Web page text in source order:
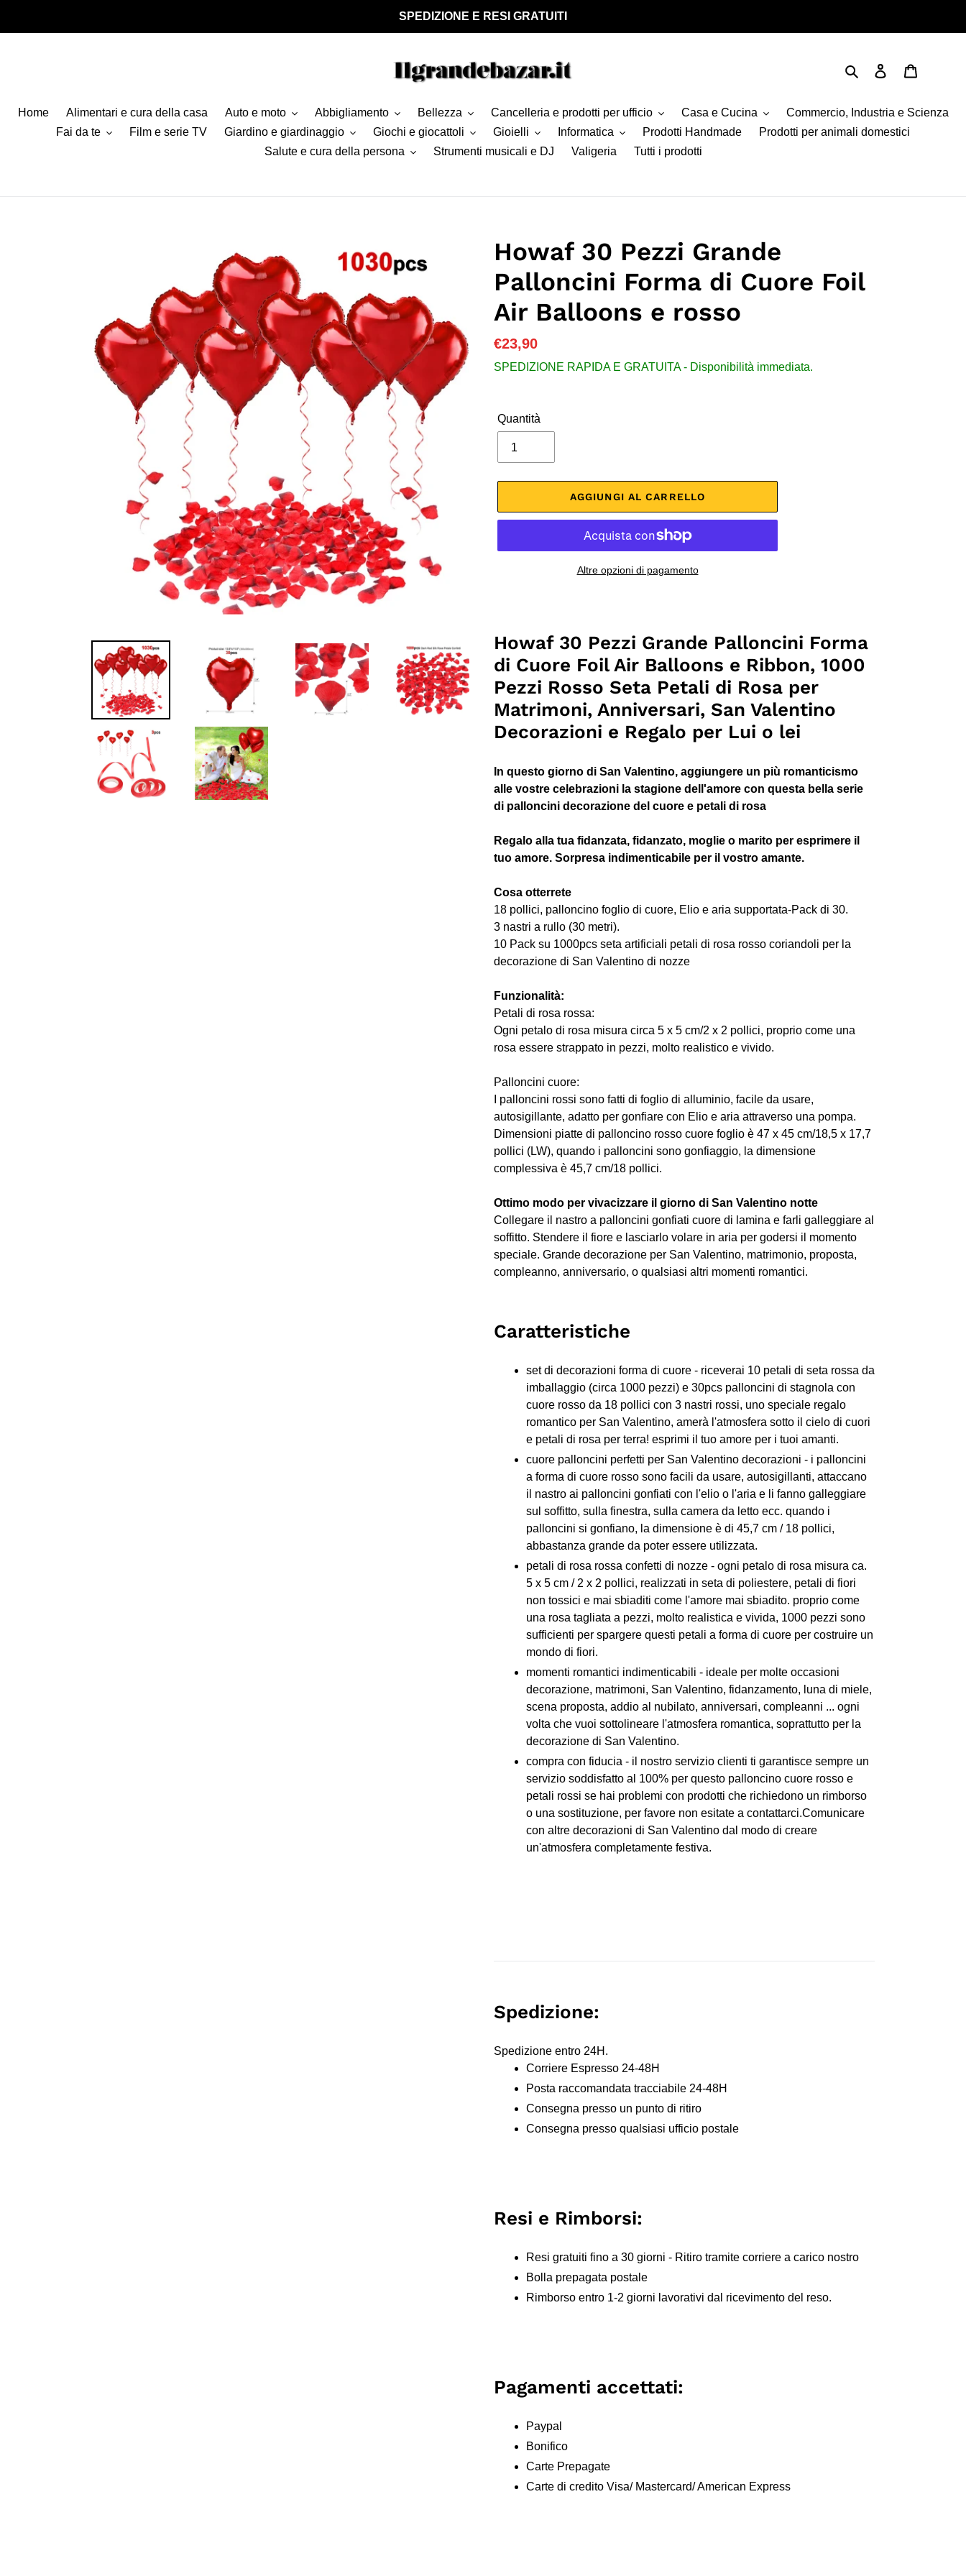
SPEDIZIONE E RESI GRATUITI
Cerca Accedi
Home Alimentari e cura della casa Auto e moto Abbigliamento Bellezza Cancelleria e prodotti per ufficio Casa e Cucina
Commercio, Industria e Scienza
Fai da te
Film e serie TV Giardino e giardinaggio Giochi e giocattoli Gioielli Informatica Prodotti Handmade
Prodotti per animali domestici
Salute e cura della persona
Strumenti musicali e DJ Valigeria Tutti i prodotti
Howaf 30 Pezzi Grande
Palloncini Forma di Cuore Foil
Air Balloons e rosso
Prezzo
di
€23,90
SPEDIZIONE RAPIDA E GRATUITA - Disponibilità immediata.
Quantità
AGGIUNGI AL CARRELLO
Altre opzioni di pagamento
prodotto
nel
carrello
Howaf 30 Pezzi Grande Palloncini Forma
di Cuore Foil Air Balloons e Ribbon, 1000
Pezzi Rosso Seta Petali di Rosa per
Matrimoni, Anniversari, San Valentino
Decorazioni e Regalo per Lui o lei
In questo giorno di San Valentino, aggiungere un più romanticismo
alle vostre celebrazioni la stagione dell'amore con questa bella serie
di palloncini decorazione del cuore e petali di rosa
Regalo alla tua fidanzata, fidanzato, moglie o marito per esprimere il
tuo amore. Sorpresa indimenticabile per il vostro amante.
Cosa otterrete
18 pollici, palloncino foglio di cuore, Elio e aria supportata-Pack di 30.
3 nastri a rullo (30 metri).
10 Pack su 1000pcs seta artificiali petali di rosa rosso coriandoli per la
decorazione di San Valentino di nozze
Funzionalità:
Petali di rosa rossa:
Ogni petalo di rosa misura circa 5 x 5 cm/2 x 2 pollici, proprio come una
rosa essere strappato in pezzi, molto realistico e vivido.
Palloncini cuore:
I palloncini rossi sono fatti di foglio di alluminio, facile da usare,
autosigillante, adatto per gonfiare con Elio e aria attraverso una pompa.
Dimensioni piatte di palloncino rosso cuore foglio è 47 x 45 cm/18,5 x 17,7
pollici (LW), quando i palloncini sono gonfiaggio, la dimensione
complessiva è 45,7 cm/18 pollici.
Ottimo modo per vivacizzare il giorno di San Valentino notte
Collegare il nastro a palloncini gonfiati cuore di lamina e farli galleggiare al
soffitto. Stendere il fiore e lasciarlo volare in aria per godersi il momento
speciale. Grande decorazione per San Valentino, matrimonio, proposta,
compleanno, anniversario, o qualsiasi altri momenti romantici.
Caratteristiche
set di decorazioni forma di cuore - riceverai 10 petali di seta rossa da
imballaggio (circa 1000 pezzi) e 30pcs palloncini di stagnola con
cuore rosso da 18 pollici con 3 nastri rossi, uno speciale regalo
romantico per San Valentino, amerà l'atmosfera sotto il cielo di cuori
e petali di rosa per terra! esprimi il tuo amore per i tuoi amanti.
cuore palloncini perfetti per San Valentino decorazioni - i palloncini
a forma di cuore rosso sono facili da usare, autosigillanti, attaccano
il nastro ai palloncini gonfiati con l'elio o l'aria e li fanno galleggiare
sul soffitto, sulla finestra, sulla camera da letto ecc. quando i
palloncini si gonfiano, la dimensione è di 45,7 cm / 18 pollici,
abbastanza grande da poter essere utilizzata.
petali di rosa rossa confetti di nozze - ogni petalo di rosa misura ca.
5 x 5 cm / 2 x 2 pollici, realizzati in seta di poliestere, petali di fiori
non tossici e mai sbiaditi come l'amore mai sbiadito. proprio come
una rosa tagliata a pezzi, molto realistica e vivida, 1000 pezzi sono
sufficienti per spargere questi petali a forma di cuore per costruire un
mondo di fiori.
momenti romantici indimenticabili - ideale per molte occasioni
decorazione, matrimoni, San Valentino, fidanzamento, luna di miele,
scena proposta, addio al nubilato, anniversari, compleanni ... ogni
volta che vuoi sottolineare l'atmosfera romantica, soprattutto per la
decorazione di San Valentino.
compra con fiducia - il nostro servizio clienti ti garantisce sempre un
servizio soddisfatto al 100% per questo palloncino cuore rosso e
petali rossi se hai problemi con prodotti che richiedono un rimborso
o una sostituzione, per favore non esitate a contattarci.Comunicare
con altre decorazioni di San Valentino dal modo di creare
un'atmosfera completamente festiva.
Spedizione:
Spedizione entro 24H.
Corriere Espresso 24-48H
Posta raccomandata tracciabile 24-48H
Consegna presso un punto di ritiro
Consegna presso qualsiasi ufficio postale
Resi e Rimborsi:
Resi gratuiti fino a 30 giorni - Ritiro tramite corriere a carico nostro
Bolla prepagata postale
Rimborso entro 1-2 giorni lavorativi dal ricevimento del reso.
Pagamenti accettati:
Paypal
Bonifico
Carte Prepagate
Carte di credito Visa/ Mastercard/ American Express